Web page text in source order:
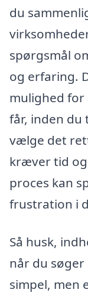
du
spørgsmål
og erfaring.
mulighed for
får, inden
vælge det
kræver tid og
proces kan
frustration i
Så husk,
når du søger
simpel, men